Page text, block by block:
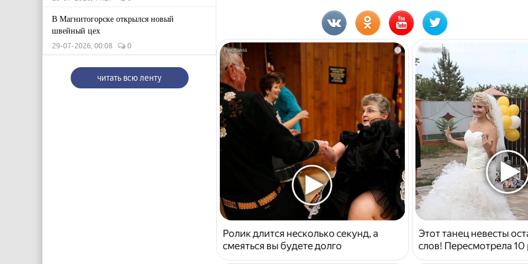
В Магнитогорске открылся новый
швейный цех
29-07-2026, 00:08 0
читать всю ленту
i
Ролик длится несколько секунд, а
смеяться вы будете долго
Этот танец невесты
слов! Пересмотрела 10